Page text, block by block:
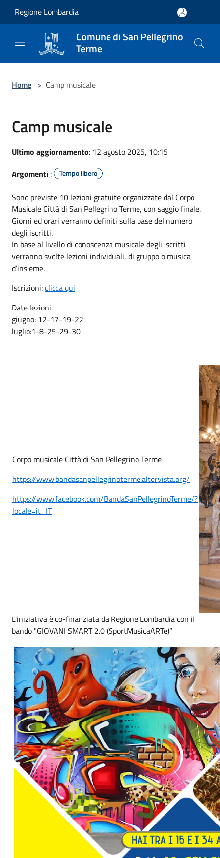
Regione Lombardia
Comune di San Pellegrino
Terme
Home > Camp musicale
Camp musicale
Ultimo aggiornamento: 12 agosto 2025, 10:15
Argomenti : Tempo libero
Sono previste 10 lezioni gratuite organizzate dal Corpo
Musicale Città di San Pellegrino Terme, con saggio finale.
Giorni ed orari verranno definiti sulla base del numero
degli iscritti.
In base al livello di conoscenza musicale degli iscritti
verranno svolte lezioni individuali, di gruppo o musica
d’insieme.
Iscrizioni:clicca qui
Date lezioni
giugno: 12-17-19-22
luglio:1-8-25-29-30
Corpo musicale Città di San Pellegrino Terme
https://www.bandasanpellegrinoterme.altervista.org/
https://www.facebook.com/BandaSanPellegrinoTerme/?
locale=it_IT
L'iniziativa è co-finanziata da Regione Lombardia con il
bando "GIOVANI SMART 2.0 (SportMusicaARTe)”